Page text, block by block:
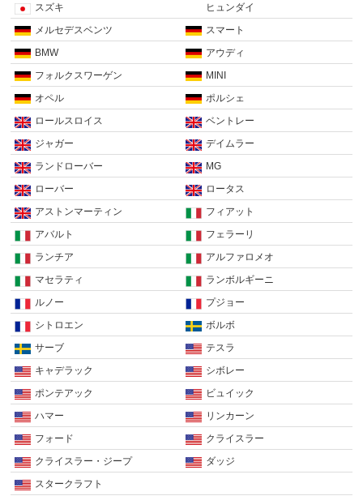
スズキ
ヒュンダイ
メルセデスベンツ
スマート
BMW
アウディ
フォルクスワーゲン
MINI
オペル
ポルシェ
ロールスロイス
ベントレー
ジャガー
デイムラー
ランドローバー
MG
ローバー
ロータス
アストンマーティン
フィアット
アバルト
フェラーリ
ランチア
アルファロメオ
マセラティ
ランボルギーニ
ルノー
プジョー
シトロエン
ボルボ
サーブ
テスラ
キャデラック
シボレー
ポンテアック
ビュイック
ハマー
リンカーン
フォード
クライスラー
クライスラー・ジープ
ダッジ
スタークラフト